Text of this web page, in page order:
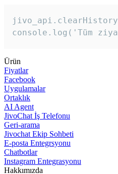
console.log('Tüm
Ürün
Fiyatlar
Facebook
Uygulamalar
Ortaklık
AI Agent
JivoChat İş Telefonu
Geri-arama
Jivochat Ekip Sohbeti
E-posta Entegrsyonu
Chatbotlar
Instagram Entegrasyonu
Hakkımızda